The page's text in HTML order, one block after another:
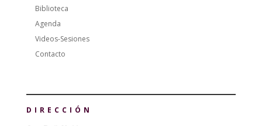
Biblioteca
Agenda
Videos-Sesiones
Contacto
DIRECCIÓN